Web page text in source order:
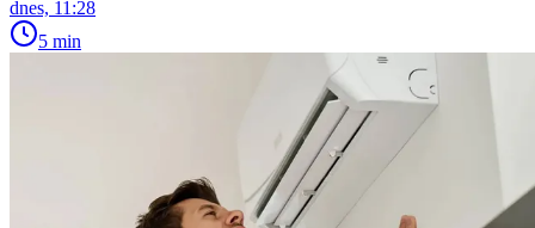
dnes, 11:28
5 min